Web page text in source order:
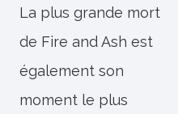
de
l’article
La plus grande mort
de Fire and Ash est
également son
moment le plus